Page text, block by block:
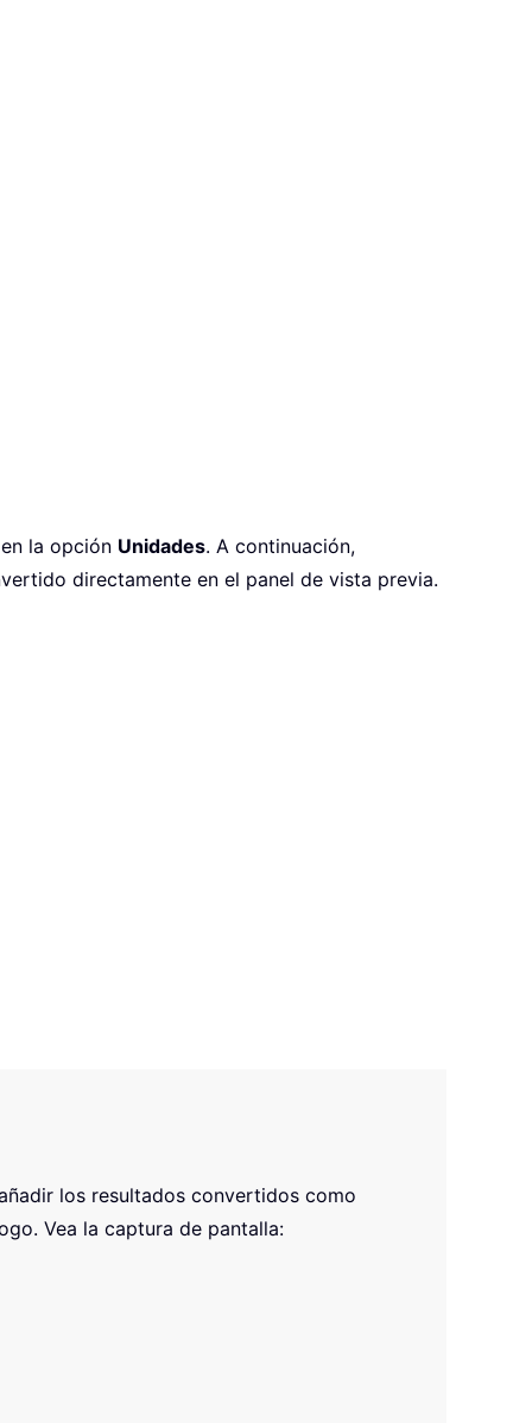
la opción Unidades. A continuación,
directamente en el panel de vista previa.
los resultados convertidos como
Vea la captura de pantalla: